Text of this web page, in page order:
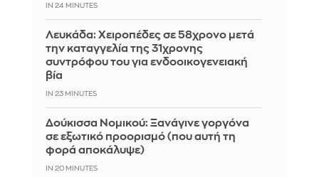
IN 24 MINUTES
Λευκάδα: Χειροπέδες σε 58χρονο μετά
την καταγγελία της 31χρονης
συντρόφου του για ενδοοικογενειακή
βία
IN 23 MINUTES
Δούκισσα Νομικού: Ξανάγινε γοργόνα
σε εξωτικό προορισμό (που αυτή τη
φορά αποκάλυψε)
IN 20 MINUTES